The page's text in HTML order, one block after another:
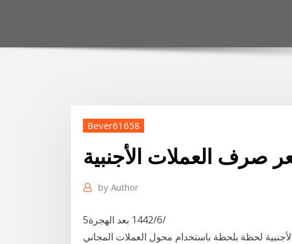
Bever61658
صرف العملات الأجنبية
by Author
5‏‏/6‏‏/1442 بعد الهجرة
لحظة بلحظة باستخدام محول العملات المجاني